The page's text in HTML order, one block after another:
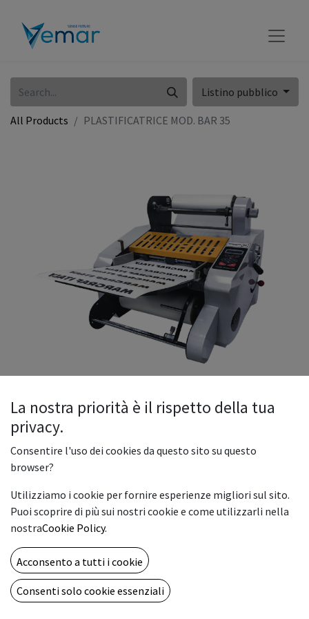
Listino pubblico
All Products PLASTIFICATRICE MOD. BAR 35
PLASTIFICATRICE MOD. BAR 35
La plastificatrice mod."Bar 35" si presenta con nuove
aumentando velocità e comodità per un funzionamento
ottimale.
E' una plastificatrice automatica con mettifoglio a frizione,
e stacco automatico per la plastificazione a caldo mono e
bifacciale.
Corredata dal dispositivo anti carving da 18 posizioni
differenti (barra snervatrice). Munita di 2 rotelle per la micro
La nostra priorità è il rispetto della tua
privacy.
Consentire l'uso dei cookies da questo sito su questo
browser?
Utilizziamo i cookie per fornire esperienze migliori sul sito.
Puoi scoprire di più sui nostri cookie e come utilizzarli nella
nostraCookie Policy.
Acconsento a tutti i cookie
Consenti solo cookie essenziali